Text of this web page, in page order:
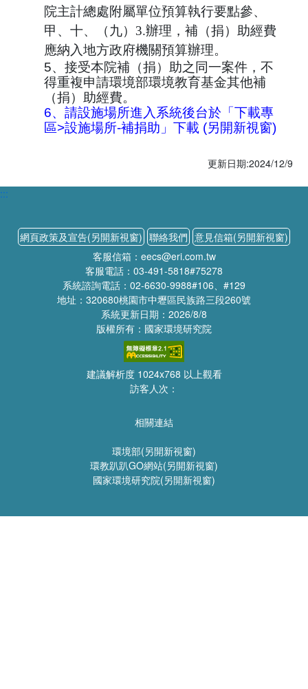
院主計總處附屬單位預算執行要點參、
甲、十、（九）3.辦理，補（捐）助經費
應納入地方政府機關預算辦理。
5、接受本院補（捐）助之同一案件，不
得重複申請環境部環境教育基金其他補
（捐）助經費。
6、請設施場所進入系統後台於「下載專
區>設施場所-補捐助」下載 (另開新視窗)
更新日期:2024/12/9
:::
網頁政策及宣告(另開新視窗) 聯絡我們 意見信箱(另開新視窗)
客服信箱：eecs@eri.com.tw
客服電話：03-491-5818#75278
系統諮詢電話：02-6630-9988#106、#129
地址：320680桃園市中壢區民族路三段260號
系統更新日期：2026/8/8
版權所有：國家環境研究院
建議解析度 1024x768 以上觀看
訪客人次：
相關連結
環境部(另開新視窗)
環教趴趴GO網站(另開新視窗)
國家環境研究院(另開新視窗)